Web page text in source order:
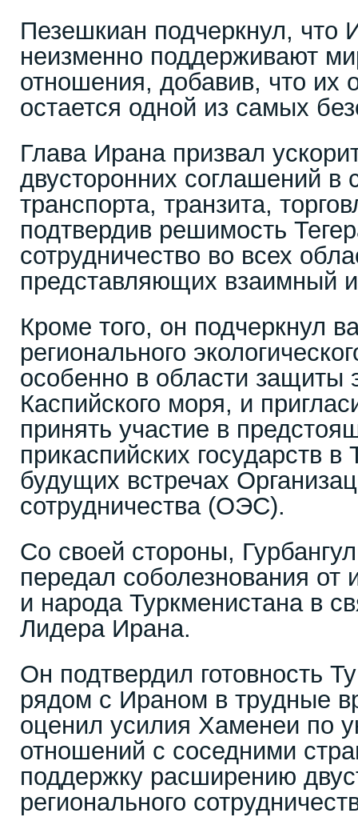
Пезешкиан подчеркнул, что
неизменно поддерживают
отношения, добавив, что их
остается одной из самых
Глава Ирана призвал
двусторонних соглашений в
транспорта, транзита,
подтвердив решимость
сотрудничество во всех
представляющих взаимный
Кроме того, он подчеркнул
регионального
особенно в области защиты
Каспийского моря, и
принять участие в
прикаспийских государств в
будущих встречах
сотрудничества (ОЭС).
Со своей стороны,
передал соболезнования от
и народа Туркменистана в
Лидера Ирана.
Он подтвердил готовность
рядом с Ираном в трудные
оценил усилия Хаменеи по
отношений с соседними
поддержку расширению
регионального